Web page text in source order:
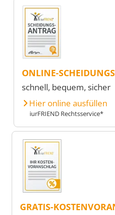
ONLINE-
schnell, bequem, sicher
Hier online ausfüllen
iurFRIEND Rechtsservice*
GRATIS-